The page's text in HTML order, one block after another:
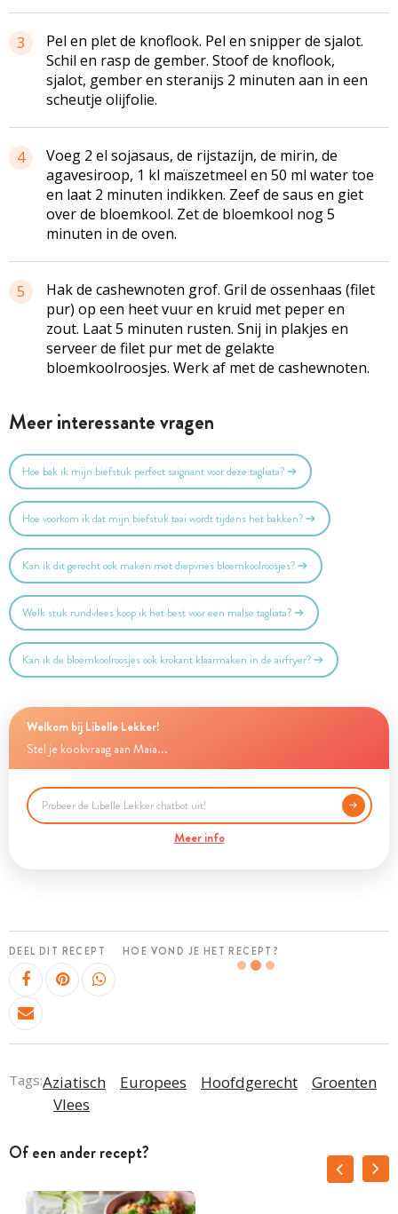
3
Pel en plet de knoflook. Pel en snipper de sjalot.
Schil en rasp de gember. Stoof de knoflook,
sjalot, gember en steranijs 2 minuten aan in een
scheutje olijfolie.
4
Voeg 2 el sojasaus, de rijstazijn, de mirin, de
agavesiroop, 1 kl maïszetmeel en 50 ml water toe
en laat 2 minuten indikken. Zeef de saus en giet
over de bloemkool. Zet de bloemkool nog 5
minuten in de oven.
5
Hak de cashewnoten grof. Gril de ossenhaas (filet
pur) op een heet vuur en kruid met peper en
zout. Laat 5 minuten rusten. Snij in plakjes en
serveer de filet pur met de gelakte
bloemkoolroosjes. Werk af met de cashewnoten.
Meer interessante vragen
Hoe bak ik mijn biefstuk perfect saignant voor deze tagliata?
Hoe voorkom ik dat mijn biefstuk taai wordt tijdens het bakken?
Kan ik dit gerecht ook maken met diepvries bloemkoolroosjes?
Welk stuk rundvlees koop ik het best voor een malse tagliata?
Kan ik de bloemkoolroosjes ook krokant klaarmaken in de airfryer?
Welkom bij Libelle Lekker!
Stel je kookvraag aan Maia...
Meer info
DEEL DIT RECEPT HOE VOND JE HET RECEPT?
Tags:Aziatisch Europees Hoofdgerecht
Groenten
Vlees
Of een ander recept?